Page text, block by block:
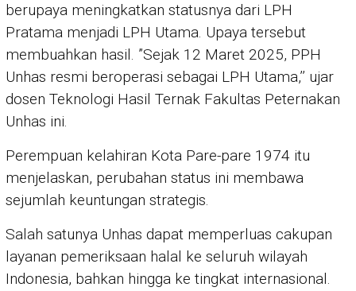
berupaya meningkatkan statusnya dari LPH
Pratama menjadi LPH Utama. Upaya tersebut
membuahkan hasil. ”Sejak 12 Maret 2025, PPH
Unhas resmi beroperasi sebagai LPH Utama,’’ ujar
dosen Teknologi Hasil Ternak Fakultas Peternakan
Unhas ini.
Perempuan kelahiran Kota Pare-pare 1974 itu
menjelaskan, perubahan status ini membawa
sejumlah keuntungan strategis.
Salah satunya Unhas dapat memperluas cakupan
layanan pemeriksaan halal ke seluruh wilayah
Indonesia, bahkan hingga ke tingkat internasional.